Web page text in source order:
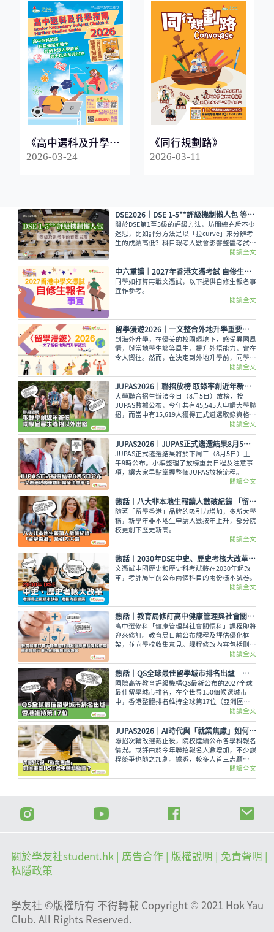
《高中選科及升學指
南2026》
2026-03-24
《同行規劃路》
2026-03-11
DSE2026｜DSE 1-5**評級機制懶人包 等級取決考生的實際表現
關於DSE第1至5級的評級方法，坊間總充斥不少
迷思，比如評分方法是以「拉curve」來分辨考
生的成績高低？科目報考人數會影響整體考試成
績，意即越多人報考的科目，就越容易考取佳
績？又如，考生越來越多都會對成績造成影響？
香港考試及評核局是採用水平參照成績匯報制
度，每一級都有預設的水平。
閱讀全文
中六重讀│2027年香港文憑考試 自修生報名事宜
同學如打算再戰文憑試，以下提供自修生報名事
宜作參考。
閱讀全文
留學漫遊2026｜一文整合外地升學重要情報 留學資訊
到海外升學，在優美的校園環境下，感受異國風
情，與當地學生談笑風生，提升外語能力，實在
令人嚮往。然而，在決定到外地升學前，同學務
必考慮以下各項因素及留學資訊才作出決定，留
學漫遊為大家整合留學的重要資訊。
閱讀全文
JUPAS2026｜聯招放榜 取錄率創近年新低 同學宜尋求聯招以外出路
大學聯合招生辦法今日（8月5日）放榜，按
JUPAS數據公布，今年共有45,545人申請大學聯
招，而當中有15,619人獲得正式遴選取錄資格，
佔整體申請人數僅34.29%，創下近年新低。即
使如此，未獲錄取的同學也不用氣餒，還可以多
留意聯招以外的選擇呢。
閱讀全文
JUPAS2026︱JUPAS正式遴選結果8月5日公布 一文看清放榜重要日程及注意事項
JUPAS正式遴選結果將於下周三（8月5日）上
午9時公布。小編整理了放榜重要日程及注意事
項，讓大家早點掌握整個JUPAS放榜流程。
閱讀全文
熱話︱八大非本地生報讀人數破紀錄 「留學香港」吸引力大增
隨著「留學香港」品牌的吸引力增加，多所大學
稱，新學年非本地生申請人數按年上升，部分院
校更創下歷史新高。
閱讀全文
熱話︱2030年DSE中史、歷史考核大改革 考評局上載樣本試卷
文憑試中國歷史和歷史科考試將在2030年起改
革，考評局早前公布兩個科目的兩份樣本試卷。
閱讀全文
熱話｜教育局修訂高中健康管理與社會關懷科課程框架 刪選修單元 增災害管理概念等課題
高中選修科「健康管理與社會關懷科」課程即將
迎來修訂。教育局日前公布課程及評估優化框
架，並向學校收集意見。課程修改內容包括刪除
選修單元，刪減基因改造食物等議題，以及增加
災害管理概念等課題，修訂課程預計最快可於
2028/29 學年起在中四級逐級推行。
閱讀全文
熱話｜QS全球最佳留學城市排名出爐 香港維持第17位
國際高等教育評級機構QS最新公布的2027全球
最佳留學城市排名，在全世界150個候選城市
中，香港整體排名維持全球第17位（亞洲區第
閱讀全文
JUPAS2026｜AI時代與「就業焦慮」如何重塑DSE考生的選科藍圖？
聯招次輪改選截止後，院校陸續公布各學科報名
情況。或許由於今年聯招報名人數增加，不少課
程競爭也隨之加劇。據悉，較多人首三志願
（Band A）申請的課程，為護理、教育、理工
等科目。這種選科趨勢，可反映著甚麼現象呢？
閱讀全文
關於學友社student.hk | 廣告合作 | 版權說明
| 免責聲明 |
私隱政策
學友社 ©版權所有 不得轉載 Copyright © 2021 Hok Yau
Club. All Rights Reserved.